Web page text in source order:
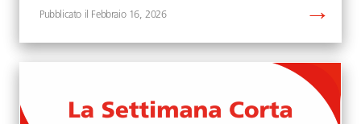
Febbraio 16, 2026